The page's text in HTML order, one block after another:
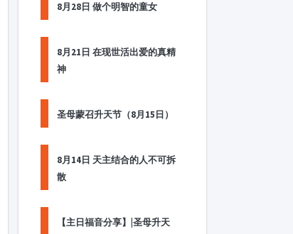
8月28日 做个明智的童女
8月21日 在现世活出爱的真精
神
圣母蒙召升天节（8月15日）
8月14日 天主结合的人不可拆
散
【主日福音分享】|圣母升天